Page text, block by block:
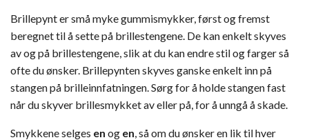
Brillepynt er små myke gummismykker, først og fremst
beregnet til å sette på brillestengene. De kan enkelt skyves
av og på brillestengene, slik at du kan endre stil og farger så
ofte du ønsker. Brillepynten skyves ganske enkelt inn på
stangen på brilleinnfatningen. Sørg for å holde stangen fast
når du skyver brillesmykket av eller på, for å unngå å skade.
Smykkene selges en og en, så om du ønsker en lik til hver